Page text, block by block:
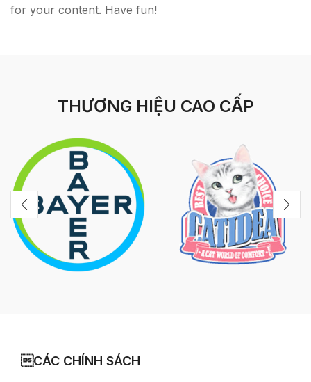
for your content. Have fun!
THƯƠNG HIỆU CAO CẤP
CÁC CHÍNH SÁCH